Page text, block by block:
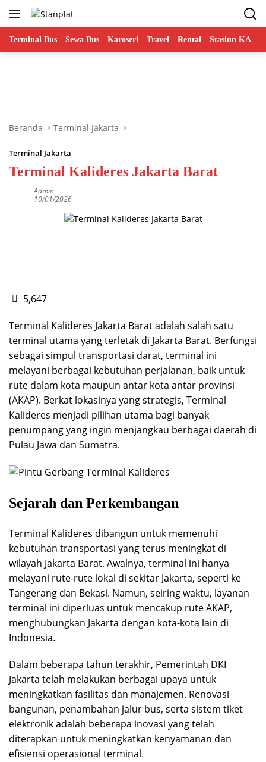
Langsung
Terminal Bus Sewa Bus Karoseri Travel Rental Stasiun KA
Beranda Terminal Jakarta
Terminal Jakarta
Terminal Kalideres Jakarta Barat
Admin
10/01/2026
5,647
Terminal Kalideres Jakarta Barat adalah salah satu
terminal utama yang terletak di Jakarta Barat. Berfungsi
sebagai simpul transportasi darat, terminal ini
melayani berbagai kebutuhan perjalanan, baik untuk
rute dalam kota maupun antar kota antar provinsi
(AKAP). Berkat lokasinya yang strategis, Terminal
Kalideres menjadi pilihan utama bagi banyak
penumpang yang ingin menjangkau berbagai daerah di
Pulau Jawa dan Sumatra.
Sejarah dan Perkembangan
Terminal Kalideres dibangun untuk memenuhi
kebutuhan transportasi yang terus meningkat di
wilayah Jakarta Barat. Awalnya, terminal ini hanya
melayani rute-rute lokal di sekitar Jakarta, seperti ke
Tangerang dan Bekasi. Namun, seiring waktu, layanan
terminal ini diperluas untuk mencakup rute AKAP,
menghubungkan Jakarta dengan kota-kota lain di
Indonesia.
Dalam beberapa tahun terakhir, Pemerintah DKI
Jakarta telah melakukan berbagai upaya untuk
meningkatkan fasilitas dan manajemen. Renovasi
bangunan, penambahan jalur bus, serta sistem tiket
elektronik adalah beberapa inovasi yang telah
diterapkan untuk meningkatkan kenyamanan dan
efisiensi operasional terminal.